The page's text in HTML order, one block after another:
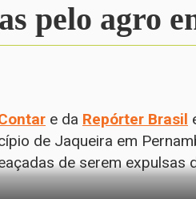
pelo agro
e da Repórter Brasil
de Jaqueira em
de serem expulsas